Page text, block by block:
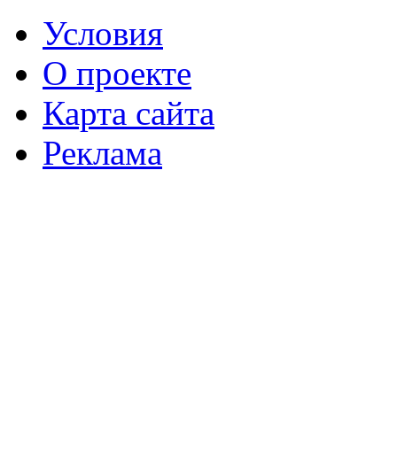
Условия
О проекте
Карта сайта
Реклама